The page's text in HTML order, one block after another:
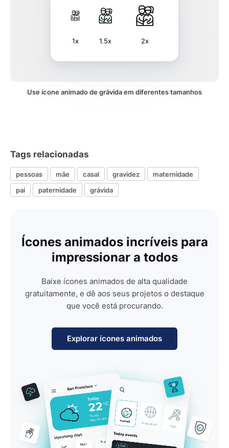
1x 1.5x 2x
Use ícone animado de grávida em diferentes tamanhos
Tags relacionadas
pessoas mãe casal gravidez
maternidade
pai
paternidade grávida
Ícones animados incríveis para
impressionar a todos
Baixe ícones animados de alta qualidade
gratuitamente, e dê aos seus projetos o destaque
que você está procurando.
Explorar ícones animados